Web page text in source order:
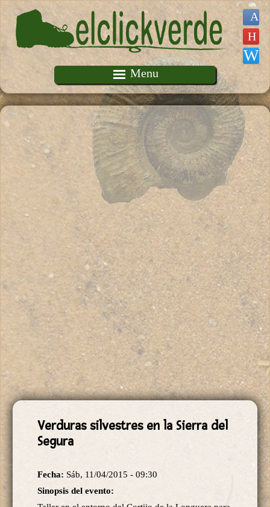
Pasar al contenido principal
Menu
Verduras silvestres en la Sierra del
Segura
Fecha: Sáb, 11/04/2015 - 09:30
Sinopsis del evento: